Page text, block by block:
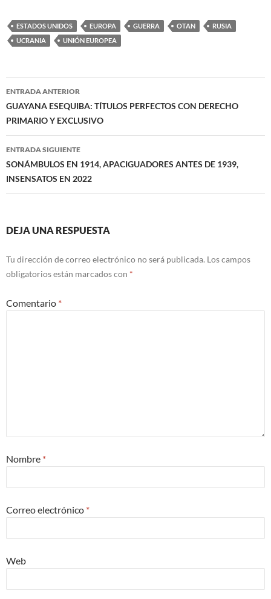
ESTADOS UNIDOS EUROPA GUERRA OTAN
RUSIA
UCRANIA
UNIÓN EUROPEA
Navegación
de
entradas
ENTRADA ANTERIOR
GUAYANA ESEQUIBA: TÍTULOS PERFECTOS CON DERECHO
PRIMARIO Y EXCLUSIVO
ENTRADA SIGUIENTE
SONÁMBULOS EN 1914, APACIGUADORES ANTES DE 1939,
INSENSATOS EN 2022
DEJA UNA RESPUESTA
Tu dirección de correo electrónico no será publicada. Los campos
obligatorios están marcados con *
Comentario *
Nombre *
Correo electrónico *
Web